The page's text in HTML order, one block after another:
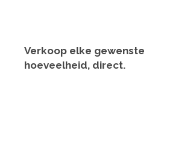
Verkoop elke gewenste
hoeveelheid, direct.